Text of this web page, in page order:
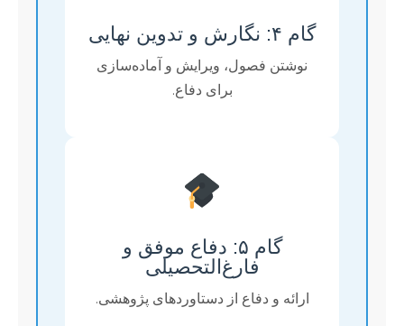
گام ۴: نگارش و تدوین نهایی
نوشتن فصول، ویرایش و آماده‌سازی
برای دفاع.
گام ۵: دفاع موفق و
فارغ‌التحصیلی
ارائه و دفاع از دستاوردهای پژوهشی.